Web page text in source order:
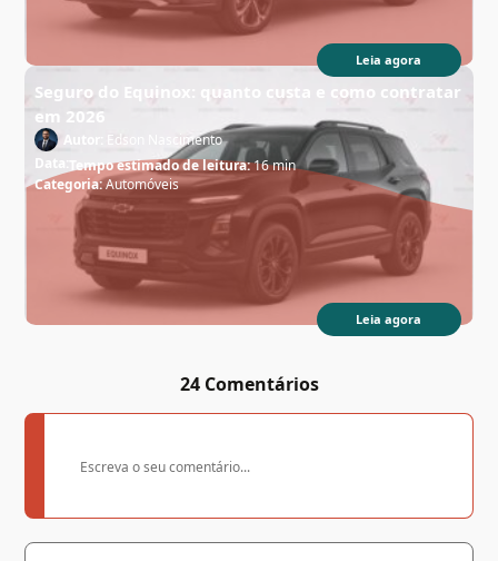
Leia agora
Seguro do Equinox: quanto custa e como contratar
em 2026
Autor:
Edson Nascimento
Data:
Tempo estimado de leitura:16 min
Categoria:Automóveis
Leia agora
24 Comentários